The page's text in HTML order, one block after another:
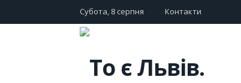
Субота, 8 серпня Контакти